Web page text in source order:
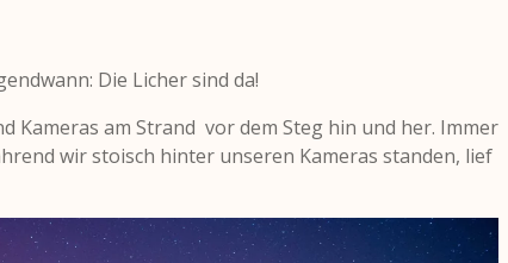
Die Licher sind da!
Kameras am Strand vor dem Steg hin und her. Immer
wir stoisch hinter unseren Kameras standen, lief